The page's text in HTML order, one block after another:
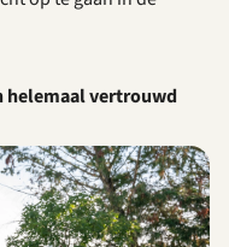
helemaal vertrouwd